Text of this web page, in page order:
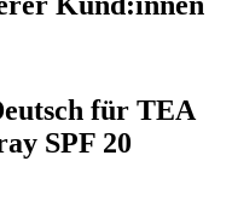
für TEA
SPF 20